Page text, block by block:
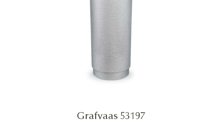
Grafvaas 53197